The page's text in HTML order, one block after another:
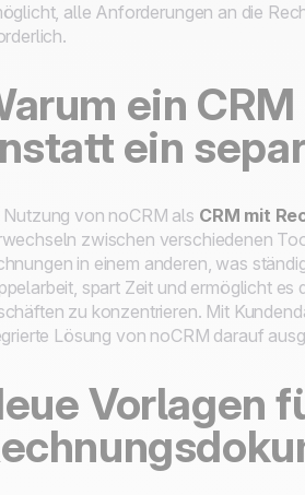
alle Anforderungen an die
ein
ein
Nutzung von noCRM als CRM mit
zwischen verschiedenen
in einem anderen, was
spart Zeit und ermöglicht
zu konzentrieren. Mit
Lösung von noCRM darauf
Vorlagen